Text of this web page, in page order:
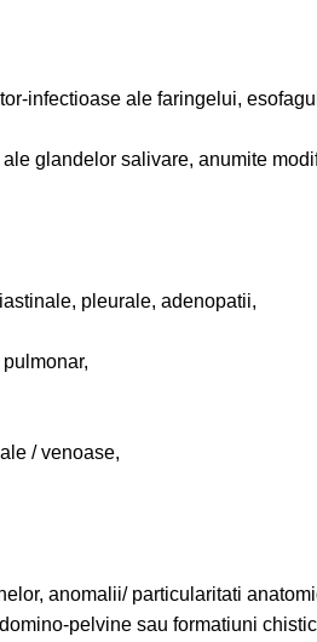
infectioase ale faringelui,
glandelor salivare, anumite
pleurale, adenopatii,
/ venoase,
anomalii/ particularitati
pelvine sau formatiuni